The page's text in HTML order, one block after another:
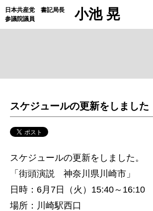
日本共産党 書記局長
参議院議員
小池 晃
スケジュールの更新をしました
スケジュールの更新をしました。
「街頭演説 神奈川県川崎市」
日時：6月7日（火）15:40～16:10
場所：川崎駅西口